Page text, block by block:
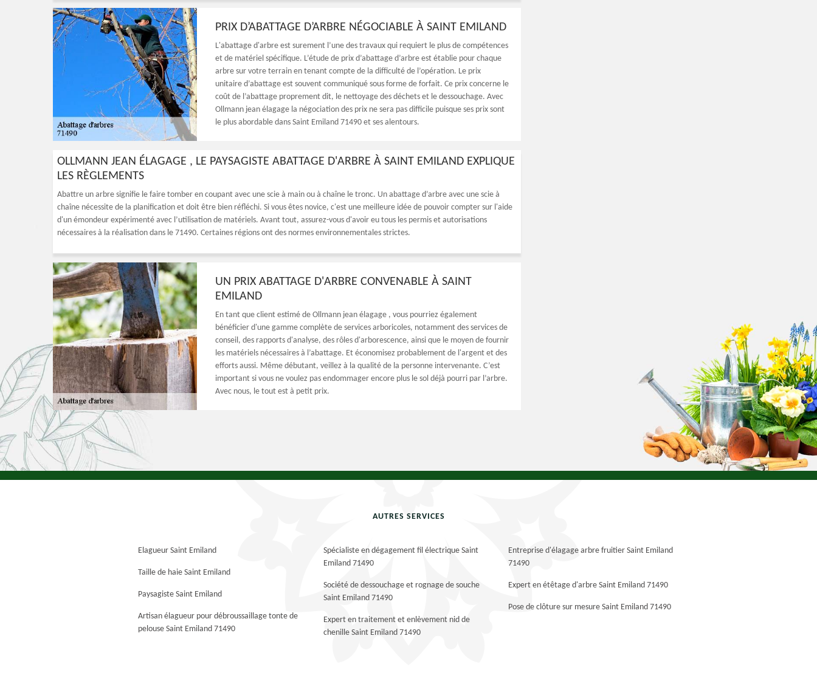
PRIX D’ABATTAGE D’ARBRE NÉGOCIABLE À SAINT EMILAND
L'abattage d'arbre est surement l’une des travaux qui requiert le plus de compétences
et de matériel spécifique. L’étude de prix d’abattage d’arbre est établie pour chaque
arbre sur votre terrain en tenant compte de la difficulté de l’opération. Le prix
unitaire d’abattage est souvent communiqué sous forme de forfait. Ce prix concerne le
coût de l’abattage proprement dit, le nettoyage des déchets et le dessouchage. Avec
Ollmann jean élagage la négociation des prix ne sera pas difficile puisque ses prix sont
le plus abordable dans Saint Emiland 71490 et ses alentours.
OLLMANN JEAN ÉLAGAGE , LE PAYSAGISTE ABATTAGE D'ARBRE À SAINT EMILAND EXPLIQUE
LES RÈGLEMENTS
Abattre un arbre signifie le faire tomber en coupant avec une scie à main ou à chaîne le tronc. Un abattage d’arbre avec une scie à
chaîne nécessite de la planification et doit être bien réfléchi. Si vous êtes novice, c'est une meilleure idée de pouvoir compter sur l'aide
d'un émondeur expérimenté avec l’utilisation de matériels. Avant tout, assurez-vous d'avoir eu tous les permis et autorisations
nécessaires à la réalisation dans le 71490. Certaines régions ont des normes environnementales strictes.
UN PRIX ABATTAGE D'ARBRE CONVENABLE À SAINT
EMILAND
En tant que client estimé de Ollmann jean élagage , vous pourriez également
bénéficier d'une gamme complète de services arboricoles, notamment des services de
conseil, des rapports d'analyse, des rôles d'arborescence, ainsi que le moyen de fournir
les matériels nécessaires à l’abattage. Et économisez probablement de l'argent et des
efforts aussi. Même débutant, veillez à la qualité de la personne intervenante. C’est
important si vous ne voulez pas endommager encore plus le sol déjà pourri par l’arbre.
Avec nous, le tout est à petit prix.
AUTRES SERVICES
Elagueur Saint Emiland
Taille de haie Saint Emiland
Paysagiste Saint Emiland
Artisan élagueur pour débroussaillage tonte de
pelouse Saint Emiland 71490
Spécialiste en dégagement fil électrique Saint
Emiland 71490
Société de dessouchage et rognage de souche
Saint Emiland 71490
Expert en traitement et enlèvement nid de
chenille Saint Emiland 71490
Entreprise d'élagage arbre fruitier Saint Emiland
71490
Expert en étêtage d'arbre Saint Emiland 71490
Pose de clôture sur mesure Saint Emiland 71490